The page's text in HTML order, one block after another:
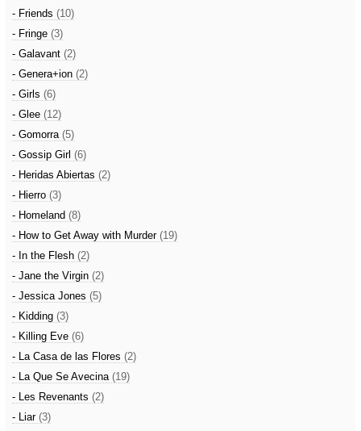
- Friends (10)
- Fringe (3)
- Galavant (2)
- Genera+ion (2)
- Girls (6)
- Glee (12)
- Gomorra (5)
- Gossip Girl (6)
- Heridas Abiertas (2)
- Hierro (3)
- Homeland (8)
- How to Get Away with Murder (19)
- In the Flesh (2)
- Jane the Virgin (2)
- Jessica Jones (5)
- Kidding (3)
- Killing Eve (6)
- La Casa de las Flores (2)
- La Que Se Avecina (19)
- Les Revenants (2)
- Liar (3)